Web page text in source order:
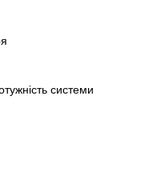
системи